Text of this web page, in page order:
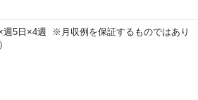
5日×4週 ※月収例を保証するものではあり